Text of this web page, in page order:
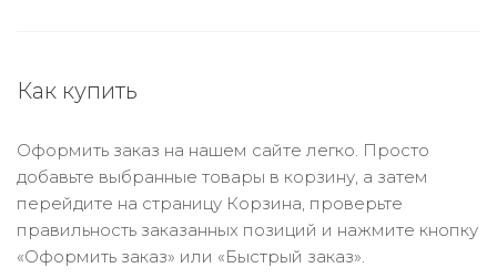
Как купить
Оформить заказ на нашем сайте легко. Просто
добавьте выбранные товары в корзину, а затем
перейдите на страницу Корзина, проверьте
правильность заказанных позиций и нажмите кнопку
«Оформить заказ» или «Быстрый заказ».